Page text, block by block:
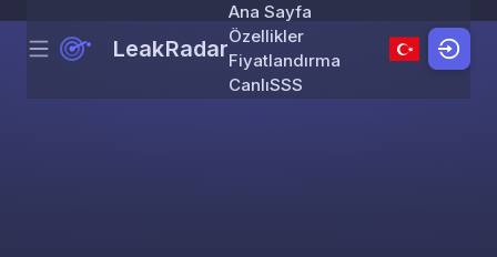
Skip to content
Menu LeakRadar
Ana Sayfa
Özellikler
Fiyatlandırma
CanlıSSS